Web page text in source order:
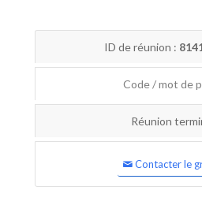
ID de réunion :
Code / mot de
Réunion
Contacter le